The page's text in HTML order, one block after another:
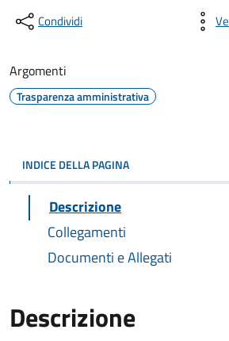
Condividi
Argomenti
Trasparenza amministrativa
INDICE DELLA PAGINA
Descrizione
Collegamenti
Documenti e Allegati
Descrizione